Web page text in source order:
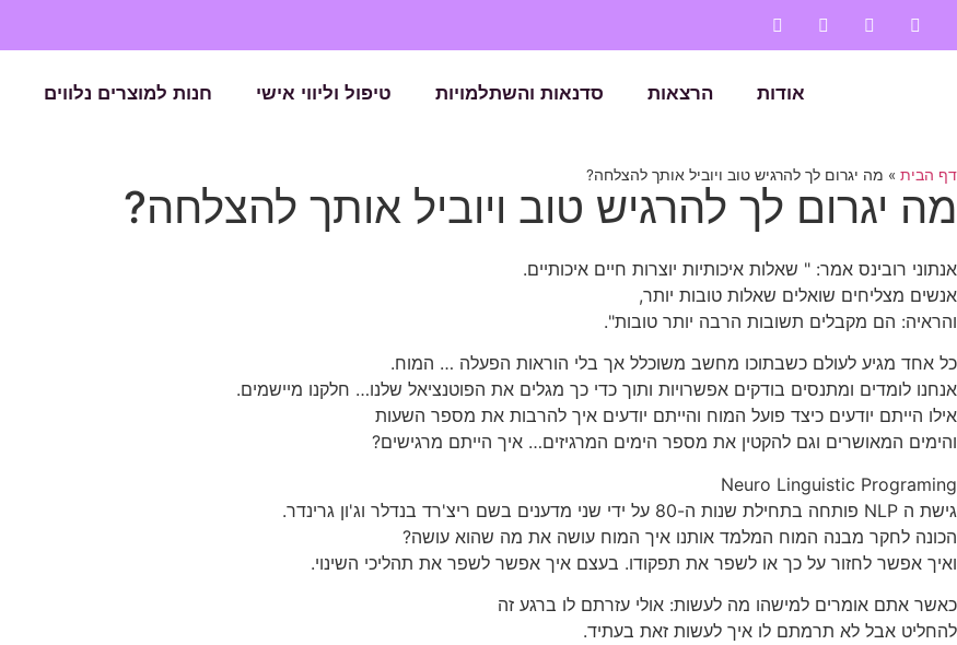
אודות הרצאות סדנאות והשתלמויות טיפול וליווי אישי חנות למוצרים נלווים
דף הבית » מה יגרום לך להרגיש טוב ויוביל אותך להצלחה?
מה יגרום לך להרגיש טוב ויוביל אותך להצלחה?
אנתוני רובינס אמר: " שאלות איכותיות יוצרות חיים איכותיים.
אנשים מצליחים שואלים שאלות טובות יותר,
והראיה: הם מקבלים תשובות הרבה יותר טובות".
כל אחד מגיע לעולם כשבתוכו מחשב משוכלל אך בלי הוראות הפעלה … המוח.
אנחנו לומדים ומתנסים בודקים אפשרויות ותוך כדי כך מגלים את הפוטנציאל שלנו… חלקנו מיישמים.
אילו הייתם יודעים כיצד פועל המוח והייתם יודעים איך להרבות את מספר השעות
והימים המאושרים וגם להקטין את מספר הימים המרגיזים… איך הייתם מרגישים?
Neuro Linguistic Programing
גישת ה NLP פותחה בתחילת שנות ה-80 על ידי שני מדענים בשם ריצ'רד בנדלר וג'ון גרינדר.
הכונה לחקר מבנה המוח המלמד אותנו איך המוח עושה את מה שהוא עושה?
ואיך אפשר לחזור על כך או לשפר את תפקודו. בעצם איך אפשר לשפר את תהליכי השינוי.
כאשר אתם אומרים למישהו מה לעשות: אולי עזרתם לו ברגע זה
להחליט אבל לא תרמתם לו איך לעשות זאת בעתיד.